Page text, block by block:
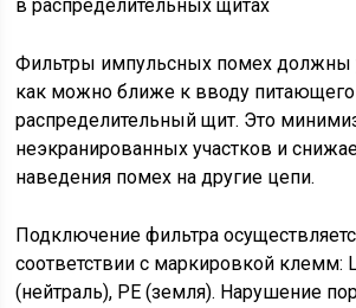
Фильтры импульсных помех должны
как можно ближе к вводу питающего
распределительный щит. Это
неэкранированных участков и
наведения помех на другие цепи.
Подключение фильтра
соответствии с маркировкой клемм:
(нейтраль), PE (земля). Нарушение